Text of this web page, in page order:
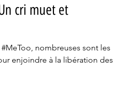
cri muet et
nombreuses sont les
enjoindre à la libération des